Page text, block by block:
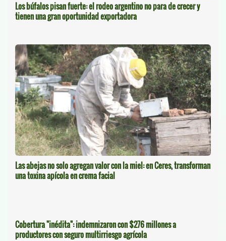
Los búfalos pisan fuerte: el rodeo argentino no para de crecer y
tienen una gran oportunidad exportadora
Las abejas no solo agregan valor con la miel: en Ceres, transforman
una toxina apícola en crema facial
Cobertura "inédita": indemnizaron con $276 millones a
productores con seguro multirriesgo agrícola